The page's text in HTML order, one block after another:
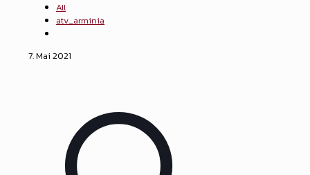
All
atv_arminia
7. Mai 2021